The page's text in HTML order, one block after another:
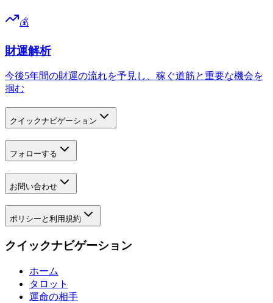
💰
財運解析
今後5年間の財運の流れを予見し、稼ぐ道筋と重要な機会を
掴む
クイックナビゲーション
フォローする
お問い合わせ
ポリシーと利用規約
クイックナビゲーション
ホーム
タロット
運命の相手